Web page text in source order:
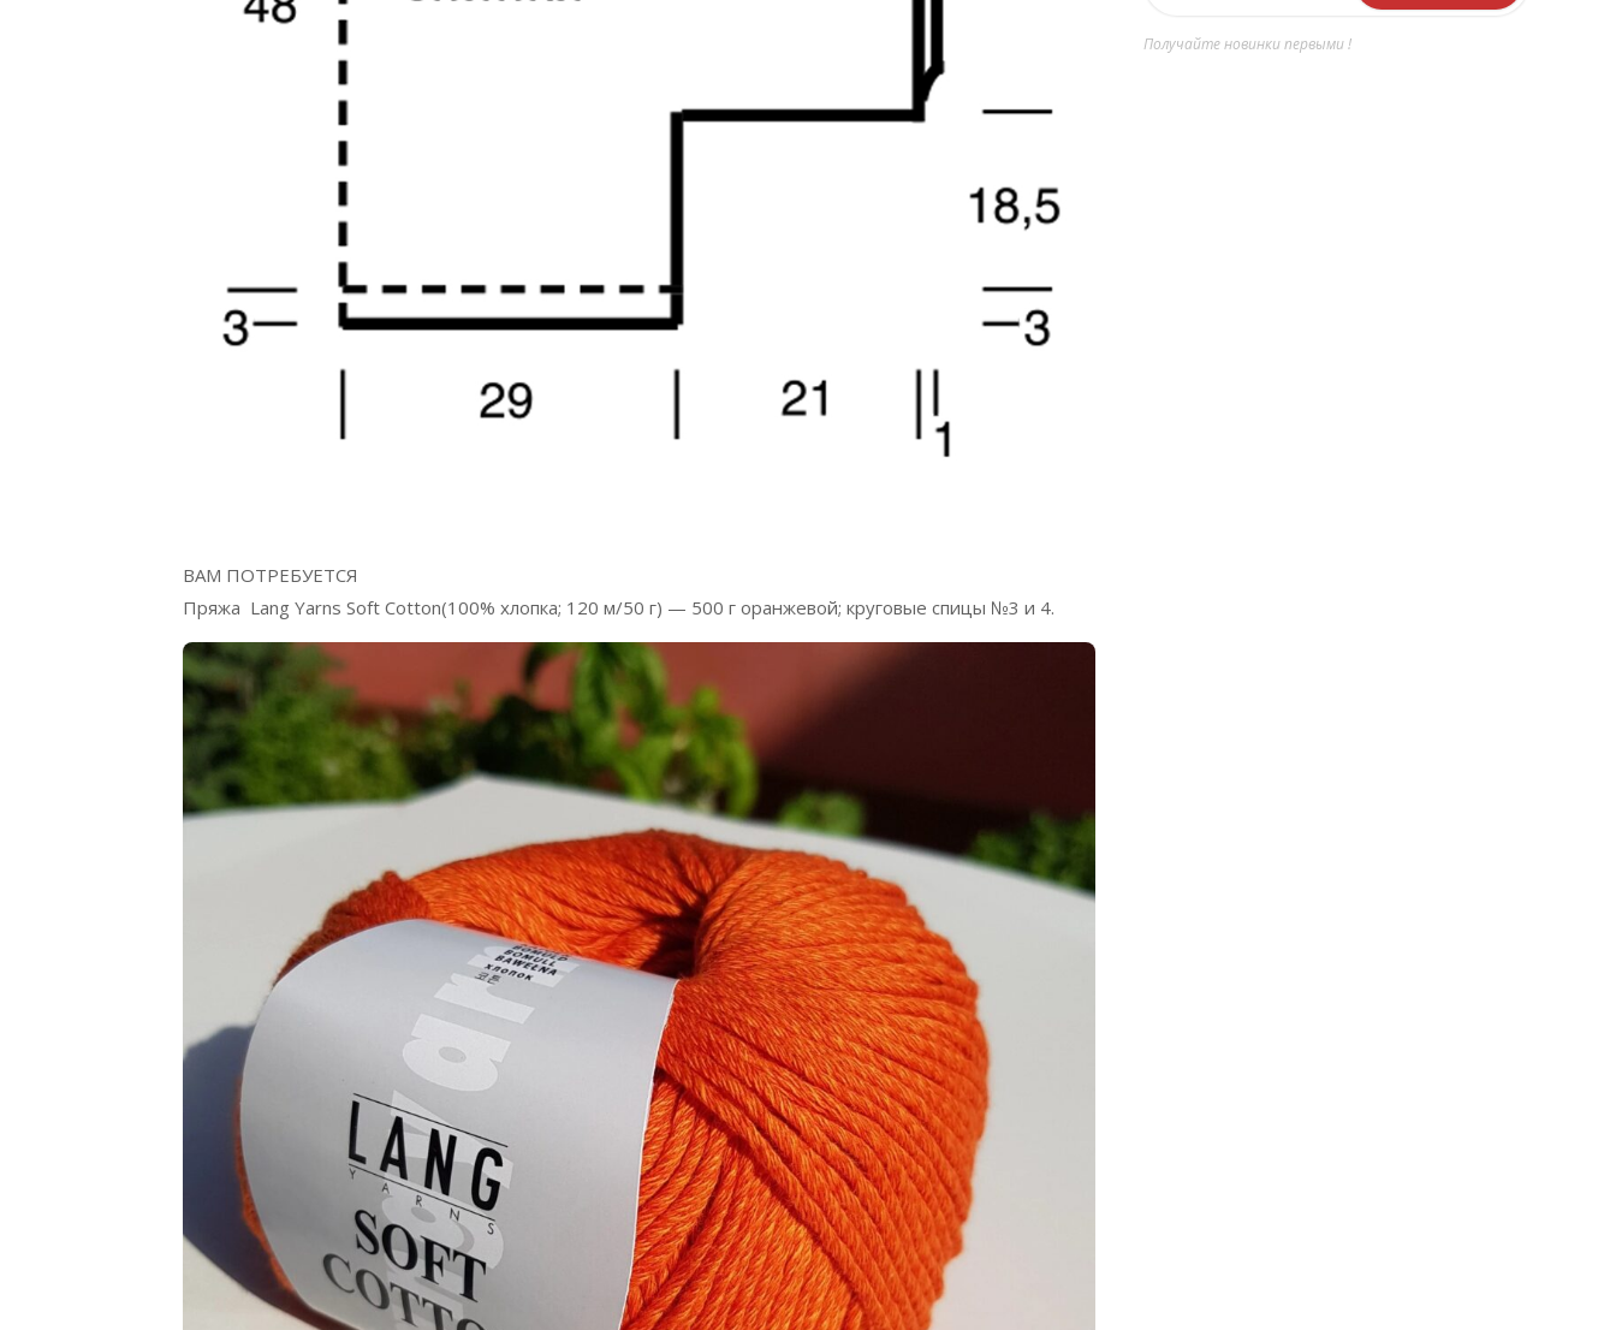
ВАМ ПОТРЕБУЕТСЯ
Пряжа Lang Yarns Soft Cotton(100% хлопка; 120 м/50 г) — 500 г оранжевой; круговые спицы №3 и 4.
Получайте новинки первыми !